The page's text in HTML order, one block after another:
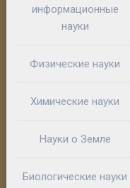
информационные
науки
Физические науки
Химические науки
Науки о Земле
Биологические науки